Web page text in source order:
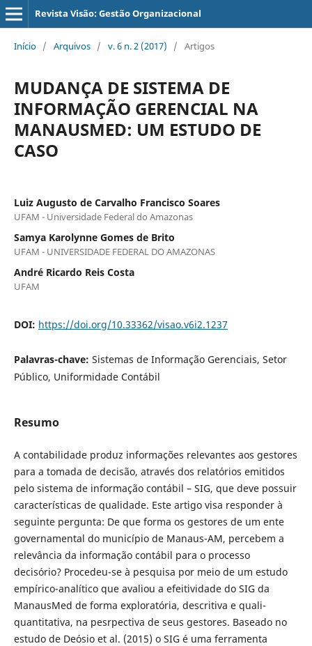
Revista Visão: Gestão Organizacional
Início / Arquivos / v. 6 n. 2 (2017) / Artigos
MUDANÇA DE SISTEMA DE
INFORMAÇÃO GERENCIAL NA
MANAUSMED: UM ESTUDO DE
CASO
Luiz Augusto de Carvalho Francisco Soares
UFAM - Universidade Federal do Amazonas
Samya Karolynne Gomes de Brito
UFAM - UNIVERSIDADE FEDERAL DO AMAZONAS
André Ricardo Reis Costa
UFAM
DOI: https://doi.org/10.33362/visao.v6i2.1237
Palavras-chave: Sistemas de Informação Gerenciais, Setor
Público, Uniformidade Contábil
Resumo
A contabilidade produz informações relevantes aos gestores
para a tomada de decisão, através dos relatórios emitidos
pelo sistema de informação contábil – SIG, que deve possuir
características de qualidade. Este artigo visa responder à
seguinte pergunta: De que forma os gestores de um ente
governamental do município de Manaus-AM, percebem a
relevância da informação contábil para o processo
decisório? Procedeu-se à pesquisa por meio de um estudo
empírico-analítico que avaliou a efeitividade do SIG da
ManausMed de forma exploratória, descritiva e quali-
quantitativa, na pesrpectiva de seus gestores. Baseado no
estudo de Deósio et al. (2015) o SIG é uma ferramenta